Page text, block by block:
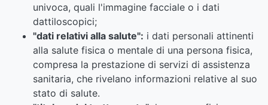
univoca, quali l'immagine facciale o i dati
dattiloscopici;
"dati relativi alla salute": i dati personali attinenti
alla salute fisica o mentale di una persona fisica,
compresa la prestazione di servizi di assistenza
sanitaria, che rivelano informazioni relative al suo
stato di salute.